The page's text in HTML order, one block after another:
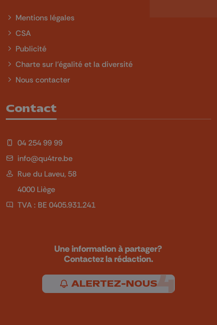
Mentions légales
CSA
Publicité
Charte sur l'égalité et la diversité
Nous contacter
Contact
04 254 99 99
info@qu4tre.be
Rue du Laveu, 58
4000 Liège
TVA : BE 0405.931.241
Une information à partager?
Contactez la rédaction.
ALERTEZ-NOUS